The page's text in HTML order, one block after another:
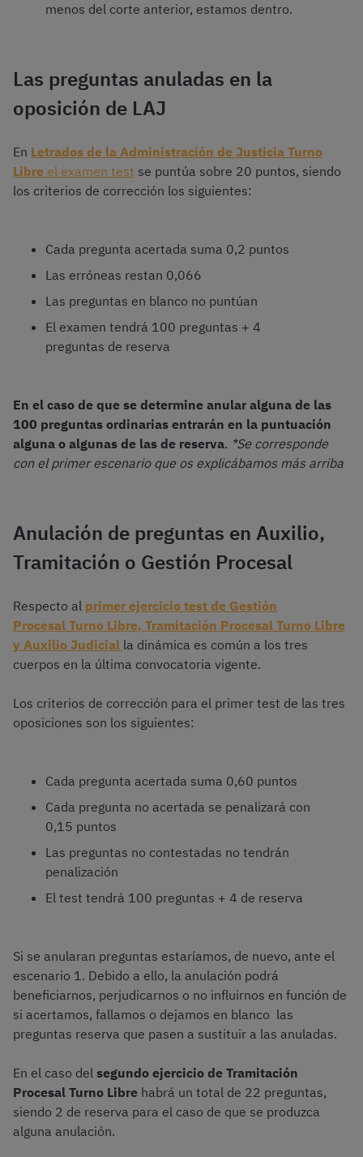
menos del corte anterior, estamos dentro.
Las preguntas anuladas en la
oposición de LAJ
En Letrados de la Administración de Justicia Turno
Libre el examen test se puntúa sobre 20 puntos, siendo
los criterios de corrección los siguientes:
Cada pregunta acertada suma 0,2 puntos
Las erróneas restan 0,066
Las preguntas en blanco no puntúan
El examen tendrá 100 preguntas + 4
preguntas de reserva
En el caso de que se determine anular alguna de las
100 preguntas ordinarias entrarán en la puntuación
alguna o algunas de las de reserva. *Se corresponde
con el primer escenario que os explicábamos más arriba
Anulación de preguntas en Auxilio,
Tramitación o Gestión Procesal
Respecto al primer ejercicio test de Gestión
Procesal Turno Libre, Tramitación Procesal Turno Libre
y Auxilio Judicial la dinámica es común a los tres
cuerpos en la última convocatoria vigente.
Los criterios de corrección para el primer test de las tres
oposiciones son los siguientes:
Cada pregunta acertada suma 0,60 puntos
Cada pregunta no acertada se penalizará con
0,15 puntos
Las preguntas no contestadas no tendrán
penalización
El test tendrá 100 preguntas + 4 de reserva
Si se anularan preguntas estaríamos, de nuevo, ante el
escenario 1. Debido a ello, la anulación podrá
beneficiarnos, perjudicarnos o no influirnos en función de
si acertamos, fallamos o dejamos en blanco las
preguntas reserva que pasen a sustituir a las anuladas.
En el caso del segundo ejercicio de Tramitación
Procesal Turno Libre habrá un total de 22 preguntas,
siendo 2 de reserva para el caso de que se produzca
alguna anulación.